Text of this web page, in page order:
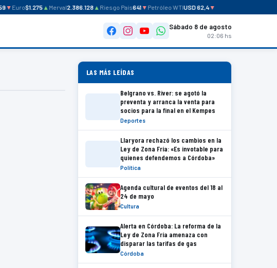
▼Euro$1.275▲ Merval2.386.128▲ Riesgo País641▼Petróleo WTIUSD 62,4▼
Sábado 8 de agosto
02:06 hs
LAS MÁS LEÍDAS
Belgrano vs. River: se agotó la
preventa y arranca la venta para
socios para la final en el Kempes
Deportes
Llaryora rechazó los cambios en la
Ley de Zona Fría: «Es invotable para
quienes defendemos a Córdoba»
Política
Agenda cultural de eventos del 18 al
24 de mayo
Cultura
Alerta en Córdoba: La reforma de la
Ley de Zona Fría amenaza con
disparar las tarifas de gas
Córdoba